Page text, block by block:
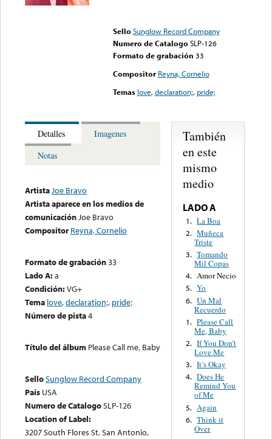
Sello Sunglow Record Company
Numero de Catalogo SLP-126
Formato de grabación 33
Compositor Reyna, Cornelio
Temas love,declaration;, pride;
Detalles
Imagenes
Notas
ArtistaJoe Bravo
Artista aparece en los medios de
comunicaciónJoe Bravo
Compositor Reyna, Cornelio
Formato de grabación33
Lado A:a
Condición:VG+
Tema love,declaration;, pride;
Número de pista4
Título del álbum Please Call me, Baby
SelloSunglow Record Company
País USA
Numero de CatalogoSLP-126
Location of Label:
3207 South Flores St. San Antonio,
También
en este
mismo
medio
LADO A
1. La Boa
2. Muñeca
Triste
3. Tomando
Mil Copas
4. Amor Necio
5. Yo
6. Un Mal
Recuerdo
1. Please Call
Me, Baby
2. If You Don’t
Love Me
3. It’s Okay
4. Does He
Remind You
of Me
5. Again
6. Think it
Over